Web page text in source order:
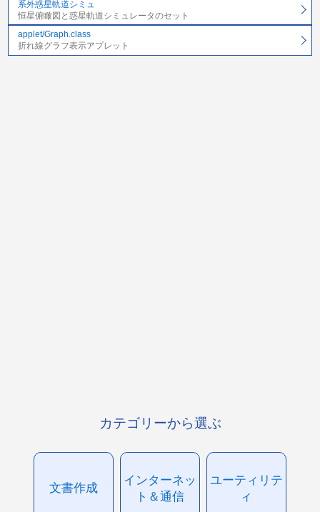
系外惑星軌道シミュ
恒星俯瞰図と惑星軌道シミュレータのセット
applet/Graph.class
折れ線グラフ表示アプレット
カテゴリーから選ぶ
文書作成
インターネッ
ト＆通信
ユーティリテ
ィ